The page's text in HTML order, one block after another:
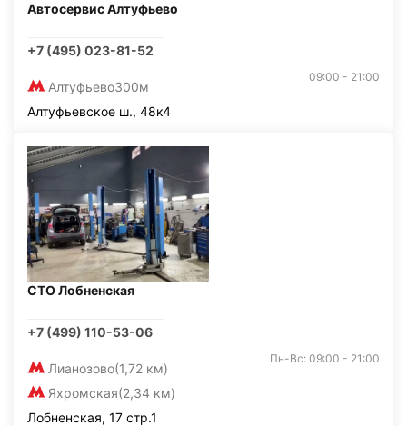
Автосервис Алтуфьево
+7 (495) 023-81-52
Алтуфьево300м
09:00 - 21:00
Алтуфьевское ш., 48к4
СТО Лобненская
+7 (499) 110-53-06
Лианозово(1,72 км)
Яхромская(2,34 км)
Пн-Вс: 09:00 - 21:00
Лобненская, 17 стр.1